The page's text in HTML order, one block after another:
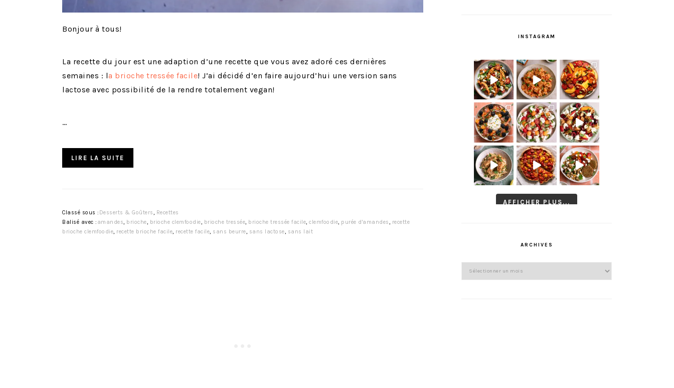
Bonjour à tous!
La recette du jour est une adaption d’une recette que vous avez adoré ces dernières
semaines : la brioche tressée facile! J’ai décidé d’en faire aujourd’hui une version sans
lactose avec possibilité de la rendre totalement vegan!
…
LIRE LA SUITE
Classé sous : Desserts & Goûters, Recettes
Balisé avec : amandes, brioche, brioche clemfoodie, brioche tressée, brioche tressée facile, clemfoodie, purée d'amandes, recette
brioche clemfoodie, recette brioche facile, recette facile, sans beurre, sans lactose, sans lait
INSTAGRAM
AFFICHER PLUS...
ARCHIVES
Archives